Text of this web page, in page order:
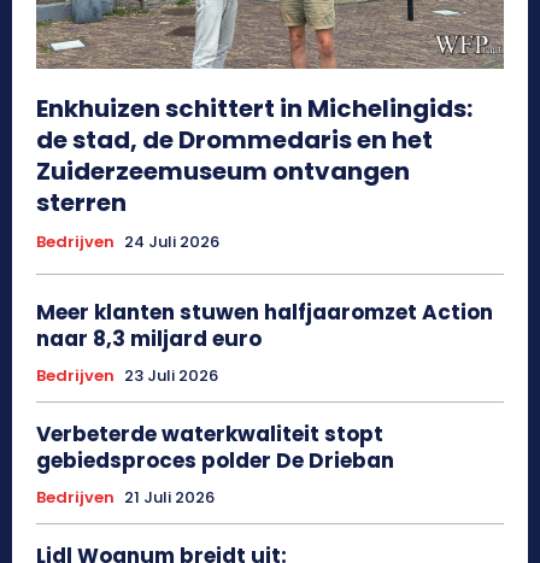
Enkhuizen schittert in Michelingids:
de stad, de Drommedaris en het
Zuiderzeemuseum ontvangen
sterren
Bedrijven 24 Juli 2026
Meer klanten stuwen halfjaaromzet Action
naar 8,3 miljard euro
Bedrijven 23 Juli 2026
Verbeterde waterkwaliteit stopt
gebiedsproces polder De Drieban
Bedrijven 21 Juli 2026
Lidl Wognum breidt uit: